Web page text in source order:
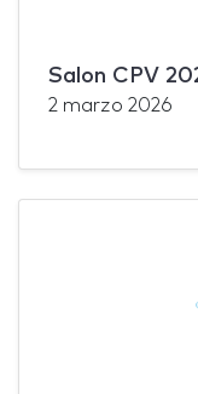
Salon CPV
2 marzo 2026